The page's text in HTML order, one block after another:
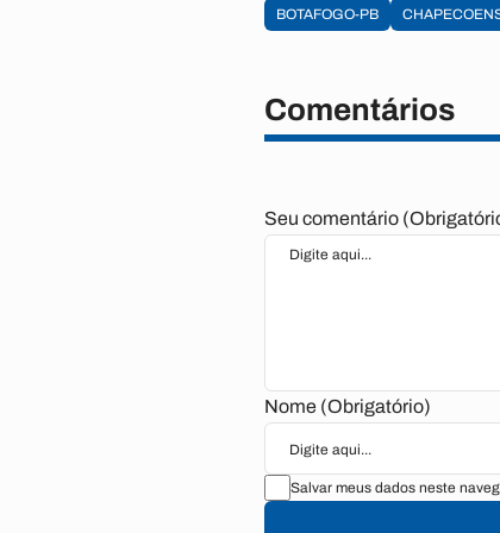
BOTAFOGO-PB
Comentários
Seu comentário
Nome (Obrigatório)
Salvar meus dados neste